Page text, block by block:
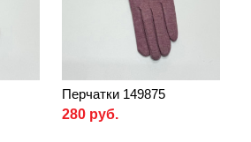
Перчатки 149875
280 руб.